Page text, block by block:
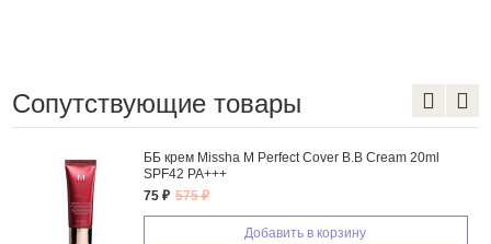
Сопутствующие товары
ББ крем Missha M Perfect Cover B.B Cream 20ml
SPF42 PA+++
75 ₽ 575 ₽
Добавить в корзину